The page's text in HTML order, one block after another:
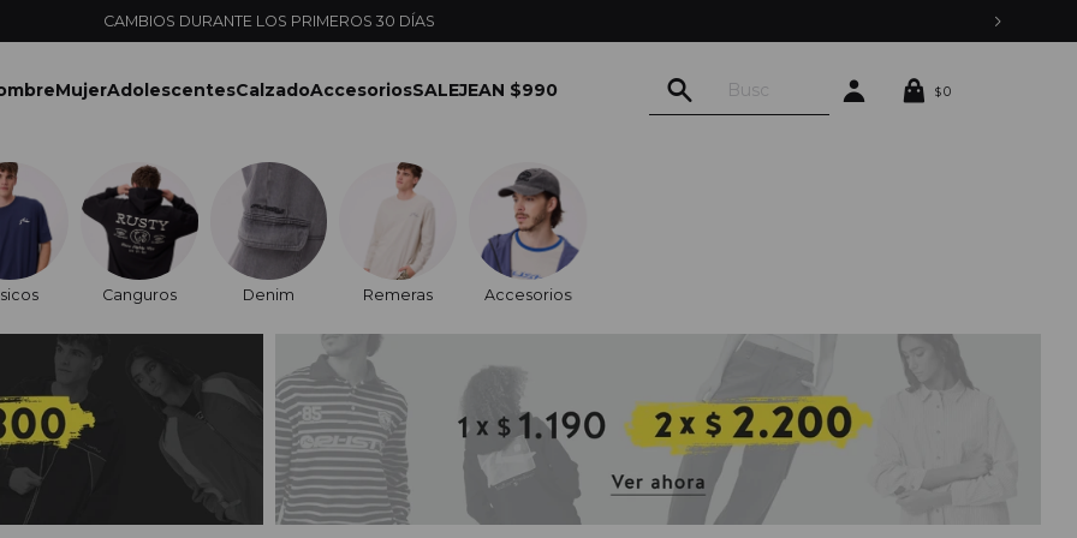
CAMBIOS DURANTE LOS PRIMEROS 30 DÍAS
MujerAdolescentesCalzadoAccesoriosSALEJEAN $990 $0
Canguros Denim Remeras Accesorios